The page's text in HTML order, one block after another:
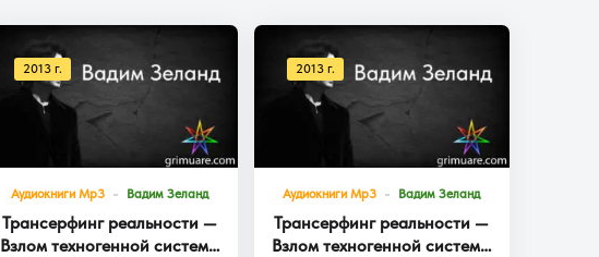
2013 г.
Аудиокниги Mp3 Вадим Зеланд
Трансерфинг реальности —
Взлом техногенной системы
2013 г.
Аудиокниги Mp3 Вадим Зеланд
Трансерфинг реальности —
Взлом техногенной системы